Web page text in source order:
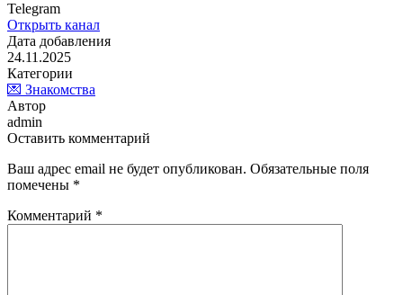
Telegram
Открыть канал
Дата добавления
24.11.2025
Категории
💌 Знакомства
Автор
admin
Оставить комментарий
Ваш адрес email не будет опубликован. Обязательные поля
помечены *
Комментарий *